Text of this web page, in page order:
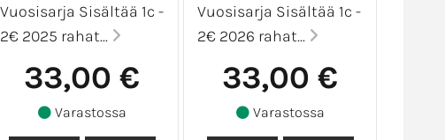
Vuosisarja Sisältää 1c -
2€ 2025 rahat...
33,00 €
Varastossa
Vuosisarja Sisältää 1c -
2€ 2026 rahat...
33,00 €
Varastossa